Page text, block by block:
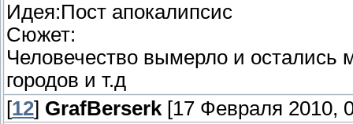
Идея:Пост апокалипсис
Сюжет:
Человечество вымерло и остались
городов и т.д
[12] GrafBerserk [17 Февраля 2010,